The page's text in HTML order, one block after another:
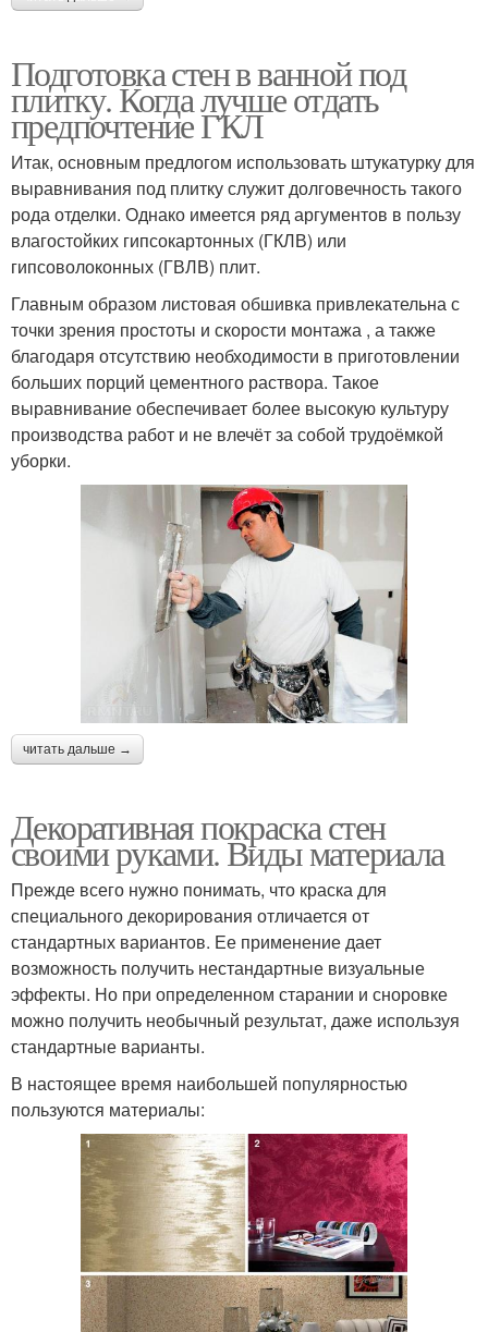
Подготовка стен в ванной под
плитку. Когда лучше отдать
предпочтение ГКЛ
Итак, основным предлогом использовать штукатурку для
выравнивания под плитку служит долговечность такого
рода отделки. Однако имеется ряд аргументов в пользу
влагостойких гипсокартонных (ГКЛВ) или
гипсоволоконных (ГВЛВ) плит.
Главным образом листовая обшивка привлекательна с
точки зрения простоты и скорости монтажа , а также
благодаря отсутствию необходимости в приготовлении
больших порций цементного раствора. Такое
выравнивание обеспечивает более высокую культуру
производства работ и не влечёт за собой трудоёмкой
уборки.
читать дальше →
Декоративная покраска стен
своими руками. Виды материала
Прежде всего нужно понимать, что краска для
специального декорирования отличается от
стандартных вариантов. Ее применение дает
возможность получить нестандартные визуальные
эффекты. Но при определенном старании и сноровке
можно получить необычный результат, даже используя
стандартные варианты.
В настоящее время наибольшей популярностью
пользуются материалы: